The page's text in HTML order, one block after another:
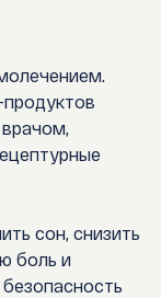
.
врачом,
сон, снизить
боль и